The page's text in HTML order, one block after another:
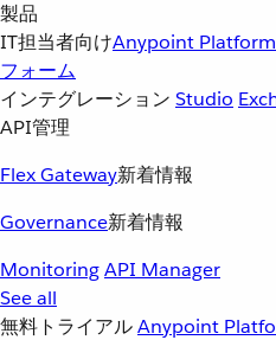
製品
IT担当者向けAnypoint Platform
フォーム
インテグレーション Studio
API管理
Flex Gateway新着情報
Governance新着情報
MonitoringAPI Manager
See all
無料トライアルAnypoint